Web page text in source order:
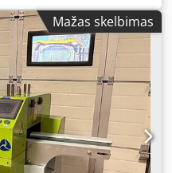
Mažas skelbimas